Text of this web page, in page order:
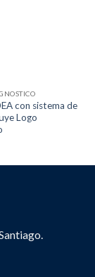
con sistema de
Logo